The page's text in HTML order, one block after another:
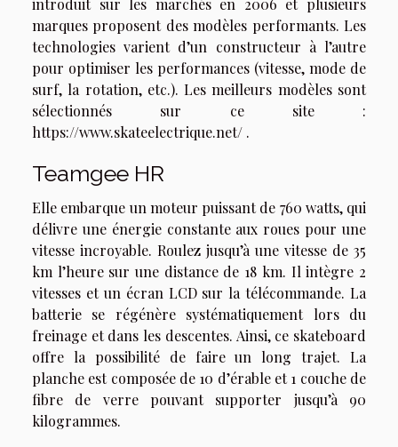
introduit sur les marchés en 2006 et plusieurs
marques proposent des modèles performants. Les
technologies varient d’un constructeur à l’autre
pour optimiser les performances (vitesse, mode de
surf, la rotation, etc.). Les meilleurs modèles sont
sélectionnés sur ce site :
https://www.skateelectrique.net/ .
Teamgee HR
Elle embarque un moteur puissant de 760 watts, qui
délivre une énergie constante aux roues pour une
vitesse incroyable. Roulez jusqu’à une vitesse de 35
km l’heure sur une distance de 18 km. Il intègre 2
vitesses et un écran LCD sur la télécommande. La
batterie se régénère systématiquement lors du
freinage et dans les descentes. Ainsi, ce skateboard
offre la possibilité de faire un long trajet. La
planche est composée de 10 d’érable et 1 couche de
fibre de verre pouvant supporter jusqu’à 90
kilogrammes.